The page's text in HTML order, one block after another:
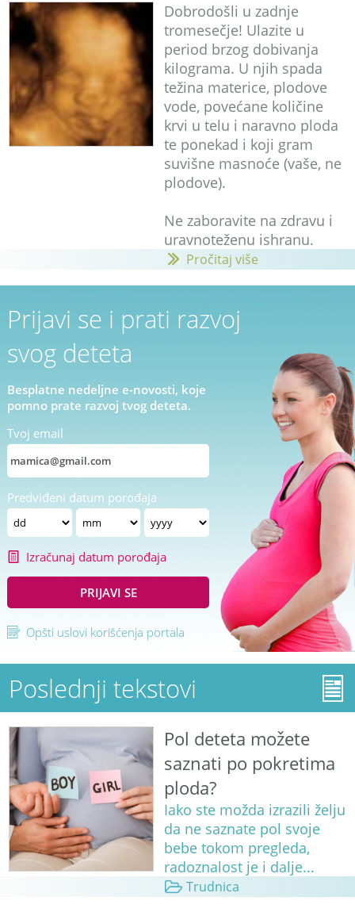
Dobrodošli u zadnje
tromesečje! Ulazite u
period brzog dobivanja
kilograma. U njih spada
težina materice, plodove
vode, povećane količine
krvi u telu i naravno ploda
te ponekad i koji gram
suvišne masnoće (vaše, ne
plodove).
Ne zaboravite na zdravu i
uravnoteženu ishranu.
Pročitaj više
Prijavi se i prati razvoj
svog deteta
Besplatne nedeljne e-novosti, koje
pomno prate razvoj tvog deteta.
Tvoj email
Predviđeni datum porođaja
Izračunaj datum porođaja
PRIJAVI SE
Opšti uslovi korišćenja portala
Poslednji tekstovi
Pol deteta možete
saznati po pokretima
ploda?
Iako ste možda izrazili želju
da ne saznate pol svoje
bebe tokom pregleda,
radoznalost je i dalje...
Trudnica